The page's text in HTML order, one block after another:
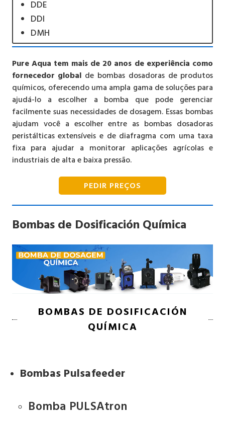
DDE
DDI
DMH
Pure Aqua tem mais de 20 anos de experiência como
fornecedor global de bombas dosadoras de produtos
químicos, oferecendo uma ampla gama de soluções para
ajudá-lo a escolher a bomba que pode gerenciar
facilmente suas necessidades de dosagem. Essas bombas
ajudam você a escolher entre as bombas dosadoras
peristálticas extensíveis e de diafragma com uma taxa
fixa para ajudar a monitorar aplicações agrícolas e
industriais de alta e baixa pressão.
PEDIR PREÇOS
Bombas de Dosificación Química
BOMBAS DE DOSIFICACIÓN
QUÍMICA
Bombas Pulsafeeder
Bomba PULSAtron